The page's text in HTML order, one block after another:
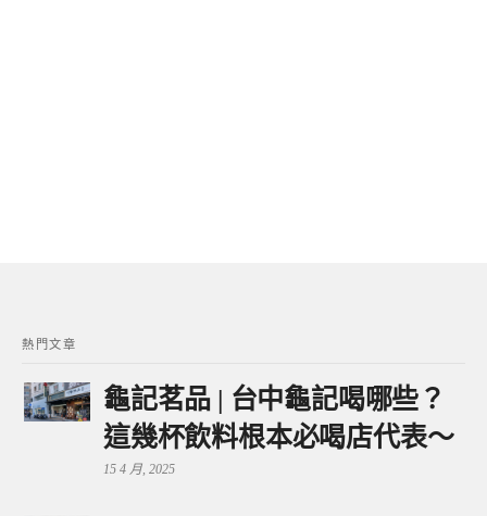
熱門文章
龜記茗品 | 台中龜記喝哪些？
這幾杯飲料根本必喝店代表～
15 4 月, 2025